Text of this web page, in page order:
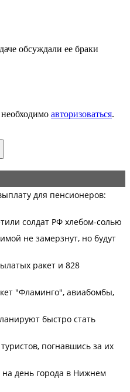
обсуждали ее браки
авторизоваться.